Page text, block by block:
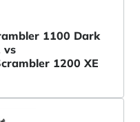
1100 Dark
vs
1200 XE